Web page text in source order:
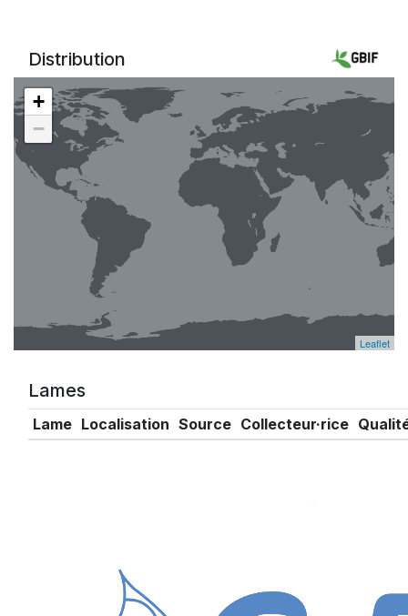
Distribution
+
−
Leaflet
Lames
Lame Localisation Source Collecteur·rice